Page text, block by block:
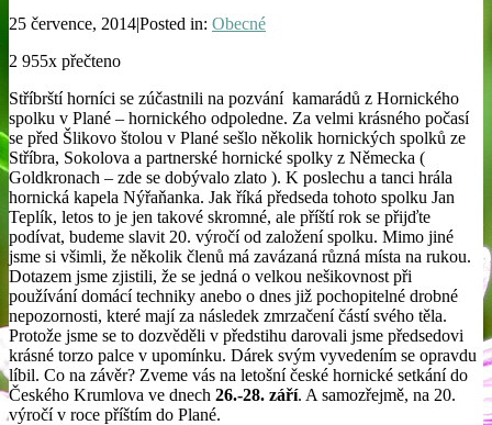
25 července, 2014|Posted in: Obecné
2 955x přečteno
Stříbrští horníci se zúčastnili na pozvání kamarádů z Hornického
spolku v Plané – hornického odpoledne. Za velmi krásného počasí
se před Šlikovo štolou v Plané sešlo několik hornických spolků ze
Stříbra, Sokolova a partnerské hornické spolky z Německa (
Goldkronach – zde se dobývalo zlato ). K poslechu a tanci hrála
hornická kapela Nýřaňanka. Jak říká předseda tohoto spolku Jan
Teplík, letos to je jen takové skromné, ale příští rok se přijďte
podívat, budeme slavit 20. výročí od založení spolku. Mimo jiné
jsme si všimli, že několik členů má zavázaná různá místa na rukou.
Dotazem jsme zjistili, že se jedná o velkou nešikovnost při
používání domácí techniky anebo o dnes již pochopitelné drobné
nepozornosti, které mají za následek zmrzačení částí svého těla.
Protože jsme se to dozvěděli v předstihu darovali jsme předsedovi
krásné torzo palce v upomínku. Dárek svým vyvedením se opravdu
líbil. Co na závěr? Zveme vás na letošní české hornické setkání do
Českého Krumlova ve dnech 26.-28. září. A samozřejmě, na 20.
výročí v roce příštím do Plané.